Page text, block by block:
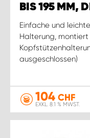
BIS 195 MM,
Einfache und
Halterung, montiert
ausgeschlossen)
104 CHF
EXKL. 8.1 % MWST.